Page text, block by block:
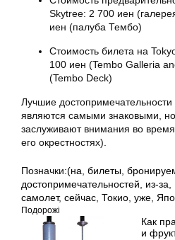
Skytree: 2 700 иен
иен (палуба Тембо)
Стоимость билета на
100 иен (Tembo Galleria
(Tembo Deck)
Лучшие
являются самыми знаковыми,
заслуживают внимания во
его окрестностях).
Позначки:(на, билеты,
достопримечательностей, из-за,
самолет, сейчас, Токио, уже,
Подорожі
Как
и